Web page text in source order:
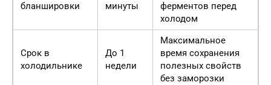
бланшировки
минуты
ферментов перед
холодом
Срок в
холодильнике
До 1
недели
Максимальное
время сохранения
полезных свойств
без заморозки